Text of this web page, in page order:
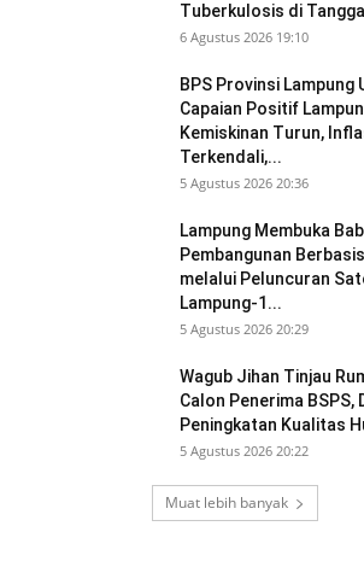
Tuberkulosis di
6 Agustus 2026 19:10
BPS Provinsi Lampung
Capaian Positif
Kemiskinan Turun,
Terkendali,...
5 Agustus 2026 20:36
Lampung Membuka
Pembangunan
melalui Peluncuran
Lampung-1...
5 Agustus 2026 20:29
Wagub Jihan Tinjau
Calon Penerima BSPS,
Peningkatan Kualitas
5 Agustus 2026 20:22
Muat lebih banyak